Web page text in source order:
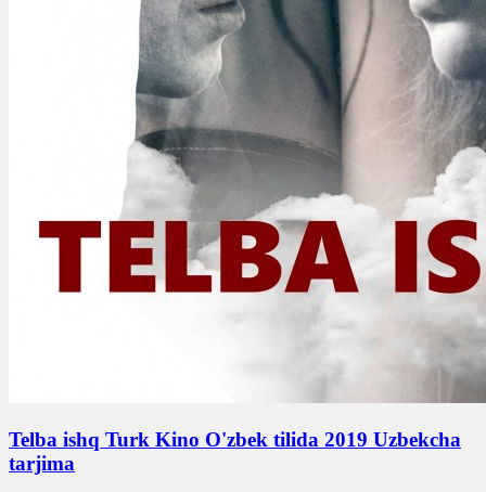
Telba ishq Turk Kino O'zbek tilida 2019 Uzbekcha
tarjima